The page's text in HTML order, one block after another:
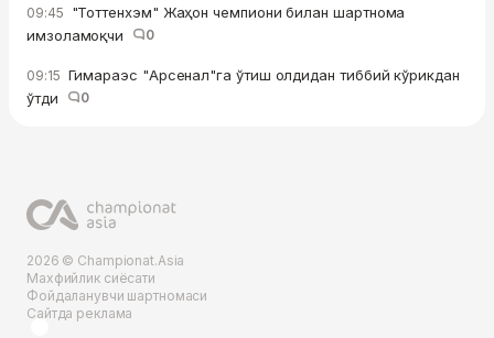
09:45 "Тоттенхэм" Жаҳон чемпиони билан шартнома
имзоламоқчи
0
09:15 Гимараэс "Арсенал"га ўтиш олдидан тиббий кўрикдан
ўтди
0
2026 © Championat.Asia
Махфийлик сиёсати
Фойдаланувчи шартномаси
Сайтда реклама